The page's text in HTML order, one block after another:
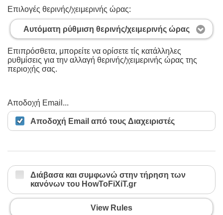
Επιλογές θερινής/χειμερινής ώρας:
Αυτόματη ρύθμιση θερινής/χειμερινής ώρας
Επιπρόσθετα, μπορείτε να ορίσετε τίς κατάλληλες
ρυθμίσεις για την αλλαγή θερινής/χειμερινής ώρας της
περιοχής σας.
Αποδοχή Email...
Αποδοχή Email από τους Διαχειριστές
Διάβασα και συμφωνώ στην τήρηση των
κανόνων του HowToFiXiT.gr
View Rules